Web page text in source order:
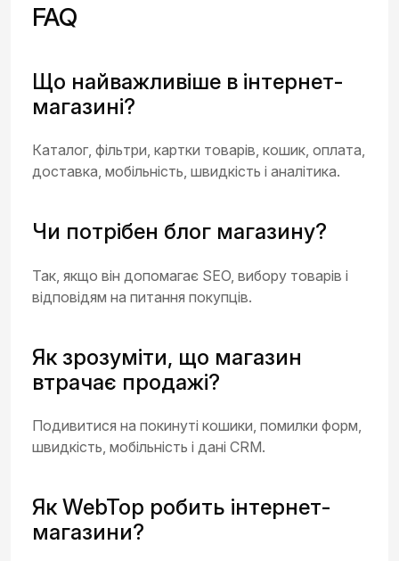
FAQ
Що найважливіше в інтернет-
магазині?
Каталог, фільтри, картки товарів, кошик, оплата,
доставка, мобільність, швидкість і аналітика.
Чи потрібен блог магазину?
Так, якщо він допомагає SEO, вибору товарів і
відповідям на питання покупців.
Як зрозуміти, що магазин
втрачає продажі?
Подивитися на покинуті кошики, помилки форм,
швидкість, мобільність і дані CRM.
Як WebTop робить інтернет-
магазини?